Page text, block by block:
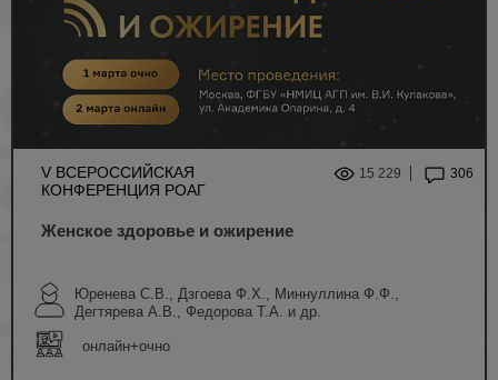
V ВСЕРОССИЙСКАЯ
КОНФЕРЕНЦИЯ РОАГ
15 229 306
Женское здоровье и ожирение
Юренева С.В., Дзгоева Ф.Х., Миннуллина Ф.Ф.,
Дегтярева А.В., Федорова Т.А. и др.
онлайн+очно